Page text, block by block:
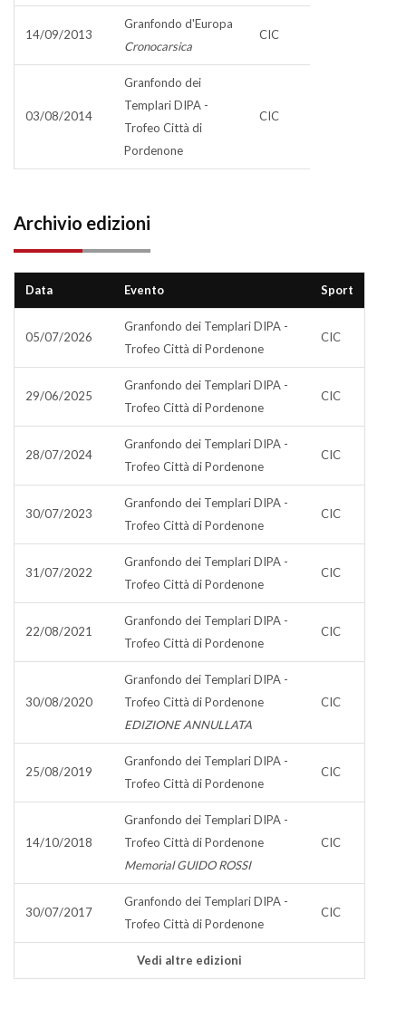
14/09/2013
Granfondo d'Europa
Cronocarsica
CIC
03/08/2014
Granfondo dei
Templari DIPA -
Trofeo Città di
Pordenone
CIC
Archivio edizioni
Data Evento Sport
05/07/2026
Granfondo dei Templari DIPA -
Trofeo Città di Pordenone
CIC
29/06/2025
Granfondo dei Templari DIPA -
Trofeo Città di Pordenone
CIC
28/07/2024
Granfondo dei Templari DIPA -
Trofeo Città di Pordenone
CIC
30/07/2023
Granfondo dei Templari DIPA -
Trofeo Città di Pordenone
CIC
31/07/2022
Granfondo dei Templari DIPA -
Trofeo Città di Pordenone
CIC
22/08/2021
Granfondo dei Templari DIPA -
Trofeo Città di Pordenone
CIC
30/08/2020
Granfondo dei Templari DIPA -
Trofeo Città di Pordenone
EDIZIONE ANNULLATA
CIC
25/08/2019
Granfondo dei Templari DIPA -
Trofeo Città di Pordenone
CIC
14/10/2018
Granfondo dei Templari DIPA -
Trofeo Città di Pordenone
Memorial GUIDO ROSSI
CIC
30/07/2017
Granfondo dei Templari DIPA -
Trofeo Città di Pordenone
CIC
Vedi altre edizioni